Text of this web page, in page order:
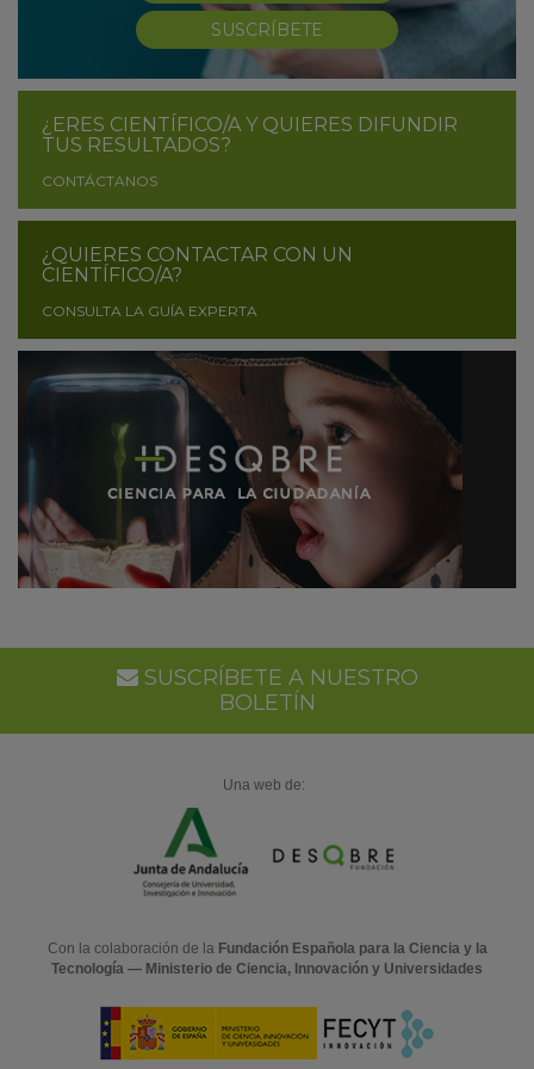
SUSCRÍBETE
¿ERES CIENTÍFICO/A Y QUIERES DIFUNDIR
TUS RESULTADOS?
CONTÁCTANOS
¿QUIERES CONTACTAR CON UN
CIENTÍFICO/A?
CONSULTA LA GUÍA EXPERTA
SUSCRÍBETE A NUESTRO
BOLETÍN
Una web de:
Con la colaboración de la Fundación Española para la Ciencia y la
Tecnología — Ministerio de Ciencia, Innovación y Universidades